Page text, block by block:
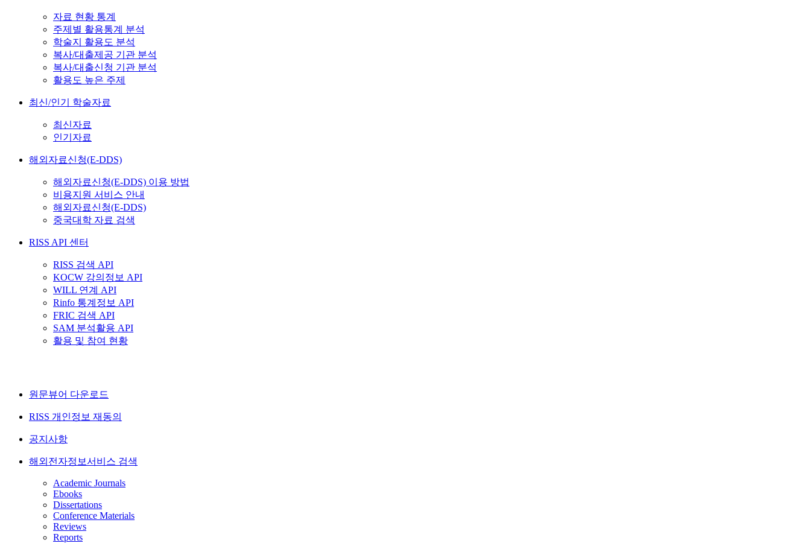
자료 현황 통계
주제별 활용통계 분석
학술지 활용도 분석
복사/대출제공 기관 분석
복사/대출신청 기관 분석
활용도 높은 주제
최신/인기 학술자료
최신자료
인기자료
해외자료신청(E-DDS)
해외자료신청(E-DDS) 이용 방법
비용지원 서비스 안내
해외자료신청(E-DDS)
중국대학 자료 검색
RISS API 센터
RISS 검색 API
KOCW 강의정보 API
WILL 연계 API
Rinfo 통계정보 API
FRIC 검색 API
SAM 분석활용 API
활용 및 참여 현황
원문뷰어 다운로드
RISS 개인정보 재동의
공지사항
해외전자정보서비스 검색
Academic Journals
Ebooks
Dissertations
Conference Materials
Reviews
Reports